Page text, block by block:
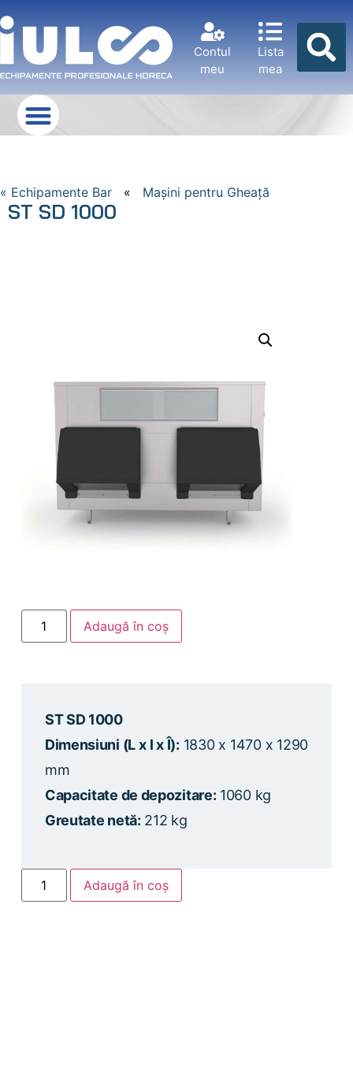
Contul
meu
Lista
mea
« Echipamente Bar « Mașini pentru Gheață
ST SD 1000
Adaugă în coș
ST SD 1000
Dimensiuni (L x l x Î): 1830 x 1470 x 1290
mm
Capacitate de depozitare: 1060 kg
Greutate netă: 212 kg
Adaugă în coș